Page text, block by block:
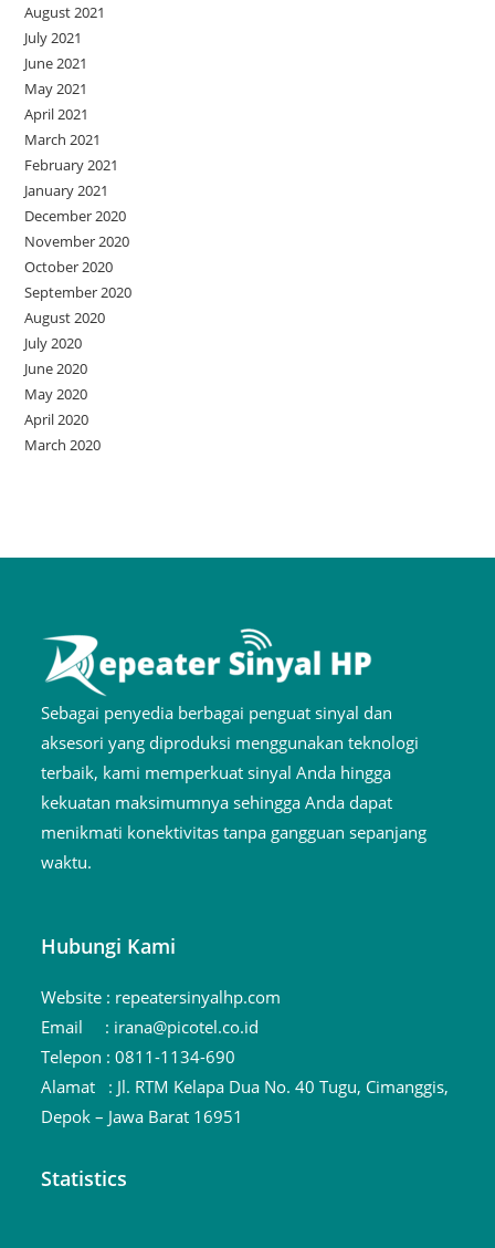
August 2021
July 2021
June 2021
May 2021
April 2021
March 2021
February 2021
January 2021
December 2020
November 2020
October 2020
September 2020
August 2020
July 2020
June 2020
May 2020
April 2020
March 2020
Sebagai penyedia berbagai penguat sinyal dan
aksesori yang diproduksi menggunakan teknologi
terbaik, kami memperkuat sinyal Anda hingga
kekuatan maksimumnya sehingga Anda dapat
menikmati konektivitas tanpa gangguan sepanjang
waktu.
Hubungi Kami
Website : repeatersinyalhp.com
Email : irana@picotel.co.id
Telepon :0811-1134-690
Alamat : Jl. RTM Kelapa Dua No. 40 Tugu, Cimanggis,
Depok – Jawa Barat 16951
Statistics